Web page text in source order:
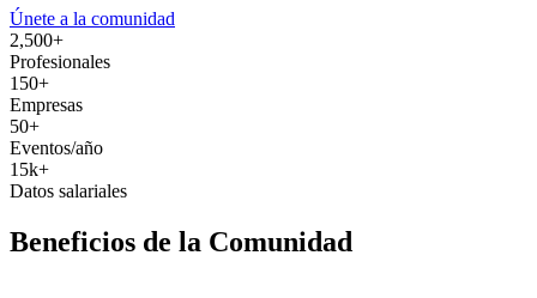
Únete a la comunidad
2,500+
Profesionales
150+
Empresas
50+
Eventos/año
15k+
Datos salariales
Beneficios de la Comunidad